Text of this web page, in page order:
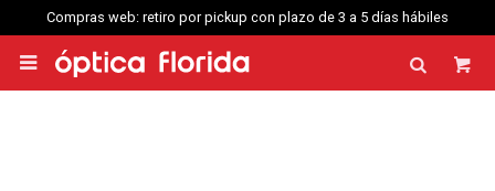
Compras web: retiro por pickup con plazo de 3 a 5 días hábiles
